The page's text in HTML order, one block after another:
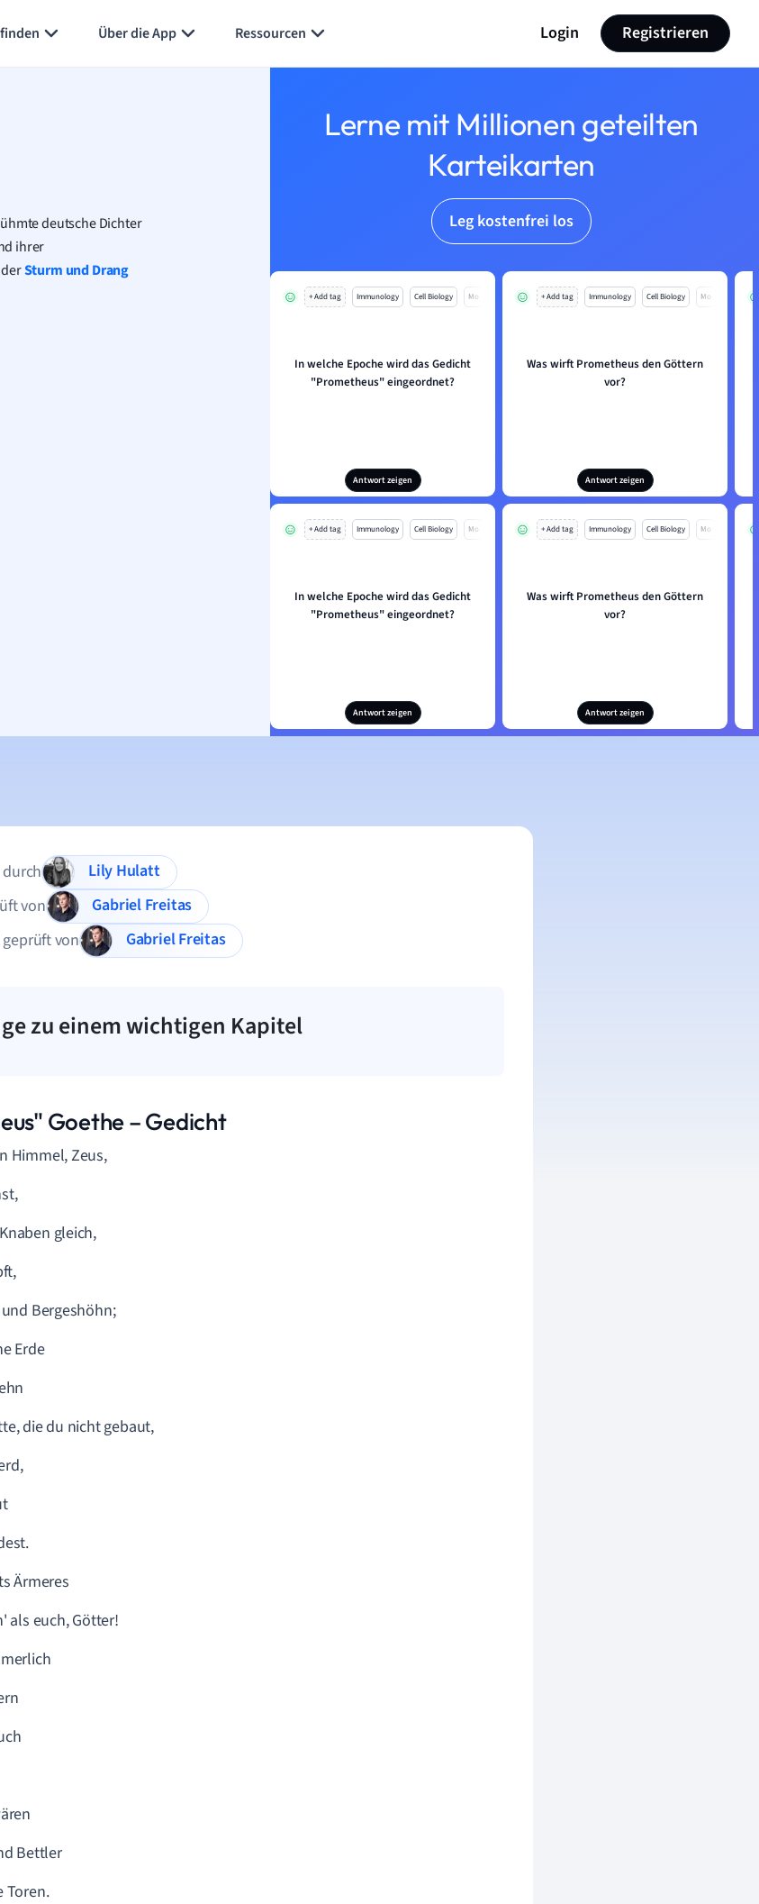
Über die App Ressourcen Login Registrieren
deutsche Dichter
ihrer
Sturm und Drang
Lerne mit Millionen geteilten
Karteikarten
Leg kostenfrei los
+ Add tag Immunology Cell Biology Mo
In welche Epoche wird das Gedicht
"Prometheus" eingeordnet?
Antwort zeigen
+ Add tag Immunology Cell Biology Mo
Was wirft Prometheus den Göttern
vor?
Antwort zeigen
+ Add tag Immunology Cell Biology Mo
In welche Epoche wird das Gedicht
"Prometheus" eingeordnet?
Antwort zeigen
+ Add tag Immunology Cell Biology Mo
Was wirft Prometheus den Göttern
vor?
Antwort zeigen
Lily Hulatt
von
Gabriel Freitas
von
Gabriel Freitas
zu einem wichtigen Kapitel
Goethe– Gedicht
Himmel, Zeus,
gleich,
Bergeshöhn;
Erde
die du nicht gebaut,
Ärmeres
als euch, Götter!
Bettler
Toren.